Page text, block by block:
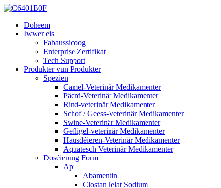
Doheem
Iwwer eis
Fabaussicoog
Enterprise Zertifikat
Tech Support
Produkter vun Produkter
Spezien
Camel-Veterinär Medikamenter
Päerd-Veterinär Medikamenter
Rind-veterinär Medikamenter
Schof / Geess-Veterinär Medikamenter
Swine-Veterinär Medikamenter
Gefligel-veterinär Medikamenter
Hausdéieren-Veterinär Medikamenter
Aquatesch Veterinär Medikamenter
Doséierung Form
Api
Abamentin
ClostanTelat Sodium